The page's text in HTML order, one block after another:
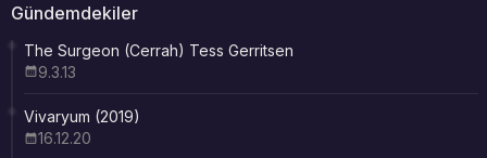
Gündemdekiler
The Surgeon (Cerrah) Tess Gerritsen
9.3.13
Vivaryum (2019)
16.12.20